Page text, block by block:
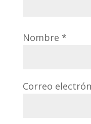
Nombre *
Correo